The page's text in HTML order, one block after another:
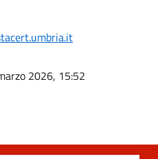
2026, 15:52